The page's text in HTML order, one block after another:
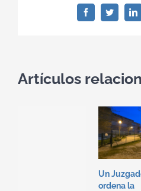
FacebookTwitter
Artículos
Un
ordena la